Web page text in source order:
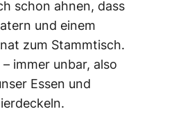
schon ahnen, dass
und einem
zum Stammtisch.
immer unbar, also
Essen und